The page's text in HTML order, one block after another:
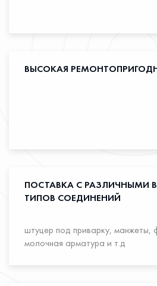
ВЫСОКАЯ
ПОСТАВКА С РАЗЛИЧНЫМИ
ТИПОВ СОЕДИНЕНИЙ
штуцер под приварку, манжеты,
молочная арматура и т.д